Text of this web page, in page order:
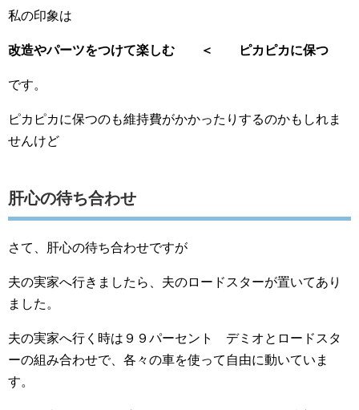
私の印象は
改造やパーツをつけて楽しむ ＜ ピカピカに保つ
です。
ピカピカに保つのも維持費がかかったりするのかもしれま
せんけど
肝心の待ち合わせ
さて、肝心の待ち合わせですが
夫の実家へ行きましたら、夫のロードスターが置いてあり
ました。
夫の実家へ行く時は９９パーセント デミオとロードスタ
ーの組み合わせで、各々の車を使って自由に動いていま
す。